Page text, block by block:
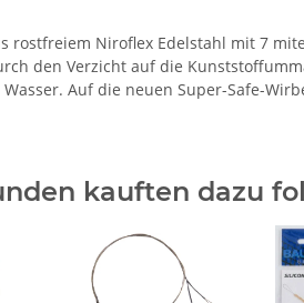
rostfreiem Niroflex Edelstahl mit 7
den Verzicht auf die
Auf die neuen Super-Safe-
kauften dazu